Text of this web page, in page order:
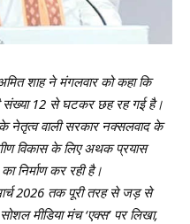
शाह ने मंगलवार को कहा कि
संख्या 12 से घटकर छह रह गई है।
के नेतृत्व वाली सरकार नक्सलवाद के
विकास के लिए अथक प्रयास
निर्माण कर रही है।
2026 तक पूरी तरह से जड़ से
मीडिया मंच ‘एक्स’ पर लिखा,